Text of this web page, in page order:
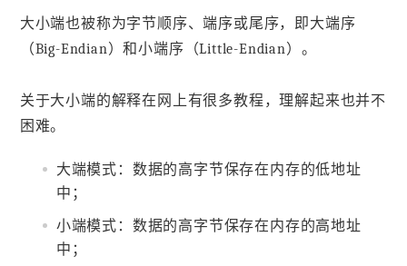
大小端也被称为字节顺序、端序或尾序，即大端序
（Big-Endian）和小端序（Little-Endian）。
关于大小端的解释在网上有很多教程，理解起来也并不
困难。
大端模式：数据的高字节保存在内存的低地址
中；
小端模式：数据的高字节保存在内存的高地址
中；